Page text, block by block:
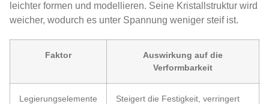
leichter formen und modellieren. Seine Kristallstruktur wird
weicher, wodurch es unter Spannung weniger steif ist.
Faktor
Auswirkung auf die
Verformbarkeit
Legierungselemente
Steigert die Festigkeit, verringert